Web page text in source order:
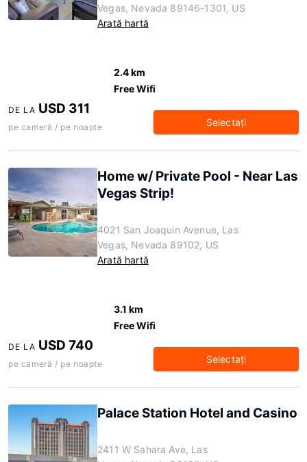
Vegas, Nevada 89146-1301, US
Arată hartă
2.4 km
Free Wifi
DE LA USD 311
pe cameră / pe noapte Selectaţi
Home w/ Private Pool - Near Las
Vegas Strip!
4021 San Joaquin Avenue, Las
Vegas, Nevada 89102, US
Arată hartă
3.1 km
Free Wifi
DE LA USD 740
pe cameră / pe noapte Selectaţi
Palace Station Hotel and Casino
2411 W Sahara Ave, Las